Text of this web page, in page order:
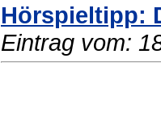
Hörspieltipp:
Eintrag vom: